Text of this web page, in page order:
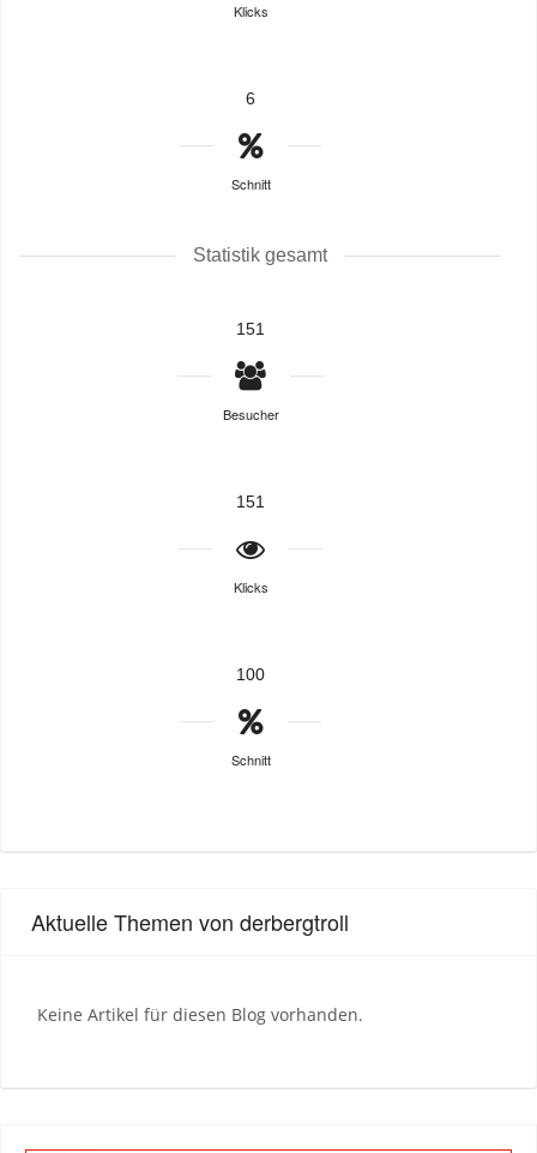
Klicks
6
Schnitt
Statistik gesamt
151
Besucher
151
Klicks
100
Schnitt
Aktuelle Themen von derbergtroll
Keine Artikel für diesen Blog vorhanden.